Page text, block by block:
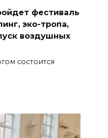
фестиваль
эко-тропа,
воздушных
состоится